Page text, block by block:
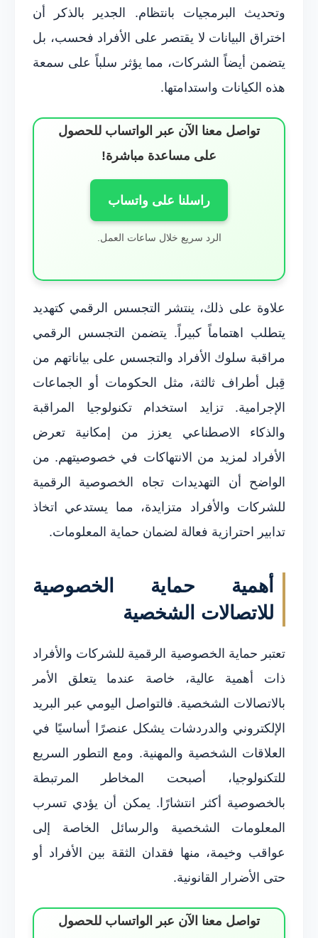
وتحديث البرمجيات بانتظام. الجدير بالذكر أن
اختراق البيانات لا يقتصر على الأفراد فحسب، بل
يتضمن أيضاً الشركات، مما يؤثر سلباً على سمعة
هذه الكيانات واستدامتها.
تواصل معنا الآن عبر الواتساب للحصول
على مساعدة مباشرة!
راسلنا على واتساب
الرد سريع خلال ساعات العمل.
علاوة على ذلك، ينتشر التجسس الرقمي كتهديد
يتطلب اهتماماً كبيراً. يتضمن التجسس الرقمي
مراقبة سلوك الأفراد والتجسس على بياناتهم من
قِبل أطراف ثالثة، مثل الحكومات أو الجماعات
الإجرامية. تزايد استخدام تكنولوجيا المراقبة
والذكاء الاصطناعي يعزز من إمكانية تعرض
الأفراد لمزيد من الانتهاكات في خصوصيتهم. من
الواضح أن التهديدات تجاه الخصوصية الرقمية
للشركات والأفراد متزايدة، مما يستدعي اتخاذ
تدابير احترازية فعالة لضمان حماية المعلومات.
أهمية حماية الخصوصية
للاتصالات الشخصية
تعتبر حماية الخصوصية الرقمية للشركات والأفراد
ذات أهمية عالية، خاصة عندما يتعلق الأمر
بالاتصالات الشخصية. فالتواصل اليومي عبر البريد
الإلكتروني والدردشات يشكل عنصرًا أساسيًا في
العلاقات الشخصية والمهنية. ومع التطور السريع
للتكنولوجيا، أصبحت المخاطر المرتبطة
بالخصوصية أكثر انتشارًا. يمكن أن يؤدي تسرب
المعلومات الشخصية والرسائل الخاصة إلى
عواقب وخيمة، منها فقدان الثقة بين الأفراد أو
حتى الأضرار القانونية.
تواصل معنا الآن عبر الواتساب للحصول